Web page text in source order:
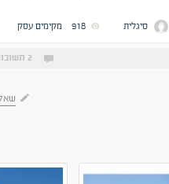
זו? והאם מגיפת הקורונה יכולה להוות
והוא חושב לקחת חלק מההשקעה מהלוואות.
סיגלית 918 מקימים עסק
2 תשובות